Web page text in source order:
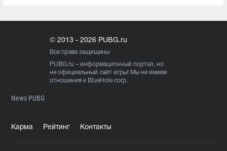
© 2013 - 2026 PUBG.ru
Все права защищены
PUBG.ru – информационный портал, но
не официальный сайт игры! Мы не имеем
отношения к BlueHole corp.
News PUBG
Карма Рейтинг Контакты